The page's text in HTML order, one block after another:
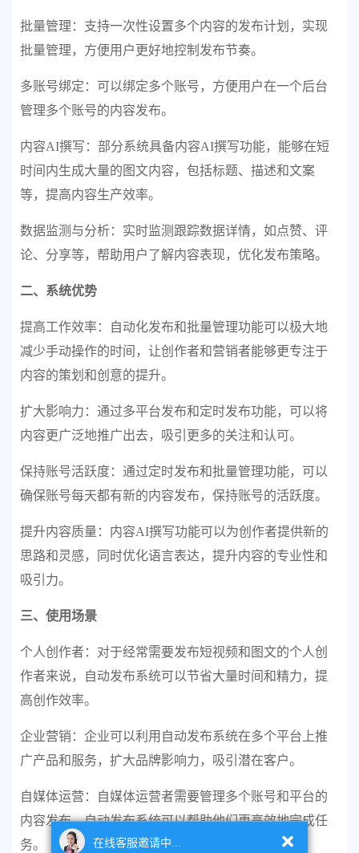
批量管理：支持一次性设置多个内容的发布计划，实现
批量管理，方便用户更好地控制发布节奏。
多账号绑定：可以绑定多个账号，方便用户在一个后台
管理多个账号的内容发布。
内容AI撰写：部分系统具备内容AI撰写功能，能够在短
时间内生成大量的图文内容，包括标题、描述和文案
等，提高内容生产效率。
数据监测与分析：实时监测跟踪数据详情，如点赞、评
论、分享等，帮助用户了解内容表现，优化发布策略。
二、系统优势
提高工作效率：自动化发布和批量管理功能可以极大地
减少手动操作的时间，让创作者和营销者能够更专注于
内容的策划和创意的提升。
扩大影响力：通过多平台发布和定时发布功能，可以将
内容更广泛地推广出去，吸引更多的关注和认可。
保持账号活跃度：通过定时发布和批量管理功能，可以
确保账号每天都有新的内容发布，保持账号的活跃度。
提升内容质量：内容AI撰写功能可以为创作者提供新的
思路和灵感，同时优化语言表达，提升内容的专业性和
吸引力。
三、使用场景
个人创作者：对于经常需要发布短视频和图文的个人创
作者来说，自动发布系统可以节省大量时间和精力，提
高创作效率。
企业营销：企业可以利用自动发布系统在多个平台上推
广产品和服务，扩大品牌影响力，吸引潜在客户。
自媒体运营：自媒体运营者需要管理多个账号和平台的
内容发布，自动发布系统可以帮助他们更高效地完成任
务。
在线客服邀请中...